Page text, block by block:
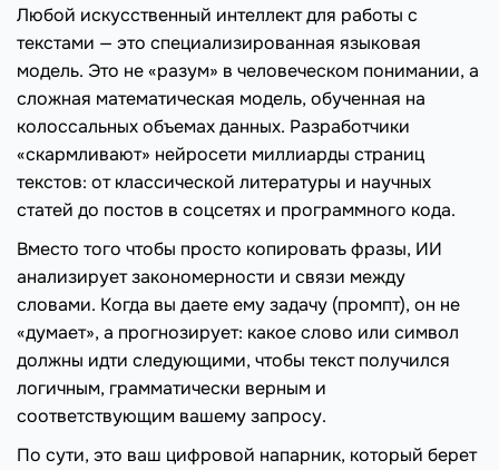
Любой искусственный интеллект для работы с
текстами — это специализированная языковая
модель. Это не «разум» в человеческом понимании, а
сложная математическая модель, обученная на
колоссальных объемах данных. Разработчики
«скармливают» нейросети миллиарды страниц
текстов: от классической литературы и научных
статей до постов в соцсетях и программного кода.
Вместо того чтобы просто копировать фразы, ИИ
анализирует закономерности и связи между
словами. Когда вы даете ему задачу (промпт), он не
«думает», а прогнозирует: какое слово или символ
должны идти следующими, чтобы текст получился
логичным, грамматически верным и
соответствующим вашему запросу.
По сути, это ваш цифровой напарник, который берет